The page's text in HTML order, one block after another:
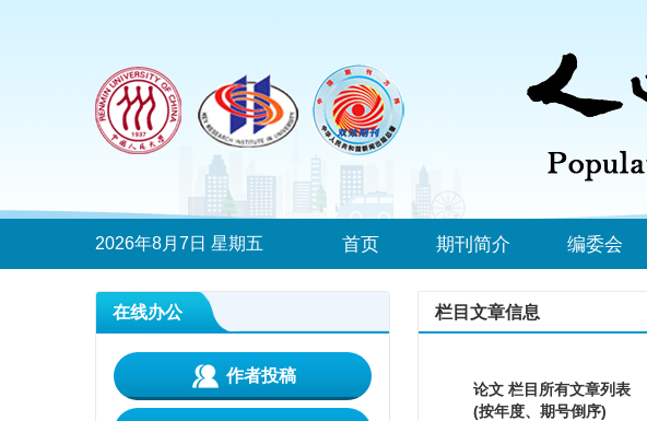
2026年8月7日 星期五 首页 期刊简介 编委会
在线办公
作者投稿
栏目文章信息
论文 栏目所有文章列表
(按年度、期号倒序)